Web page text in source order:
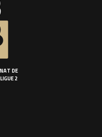
DE
2